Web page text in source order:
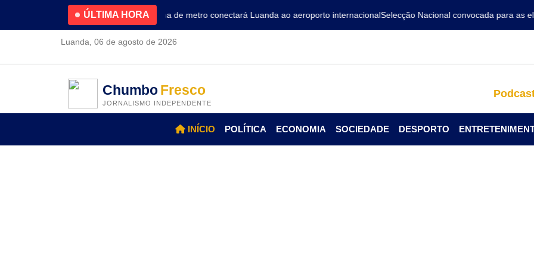
ÚLTIMA HORA
4.2% no primeiro trimestre Nova linha de metro conectará Luanda ao aeroporto internacionalSelecção Nacional convocada para as
Luanda, 06 de agosto de 2026
ChumboFresco
JORNALISMO INDEPENDENTE
INÍCIO POLÍTICA ECONOMIA SOCIEDADE DESPORTO